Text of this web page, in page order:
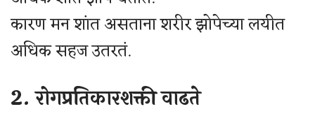
कारण मन शांत असताना शरीर झोपेच्या लयीत
अधिक सहज उतरतं.
2. रोगप्रतिकारशक्ती वाढते